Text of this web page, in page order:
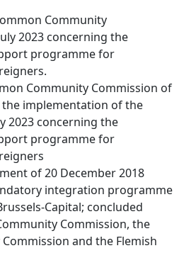
Community
2023 concerning the
programme for
Community Commission of
the implementation of the
2023 concerning the
programme for
of 20 December 2018
integration programme
Capital; concluded
Commission, the
and the Flemish